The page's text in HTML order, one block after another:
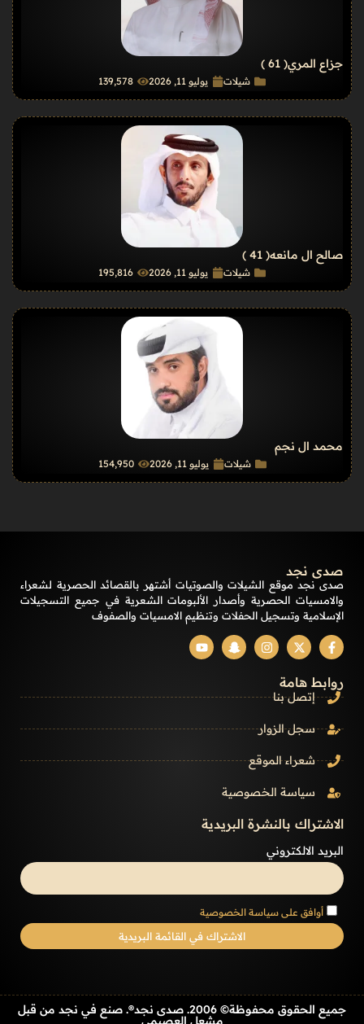
جزاع المري( 61 )
شيلات يوليو 11, 2026 139٬578
صالح ال مانعه( 41 )
شيلات يوليو 11, 2026 195٬816
محمد ال نجم
شيلات يوليو 11, 2026 154٬950
صدى نجد
صدى نجد موقع الشيلات والصوتيات أشتهر بالقصائد الحصرية لشعراء
والامسيات الحصرية وأصدار الألبومات الشعرية في جميع التسجيلات
الإسلامية وتسجيل الحفلات وتنظيم الامسيات والصفوف
روابط هامة
إتصل بنا
سجل الزوار
شعراء الموقع
سياسة الخصوصية
الاشتراك بالنشرة البريدية
البريد الالكتروني
أوافق على سياسة الخصوصية
جميع الحقوق محفوظة© 2006. صدى نجد®. صنع في نجد من قبل
مشعل العصيمي